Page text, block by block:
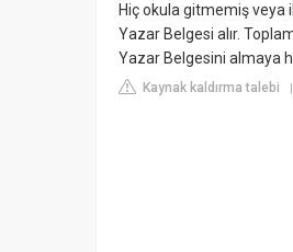
Hiç okula gitmemiş veya
Yazar Belgesi alır.
Yazar Belgesini almaya
Kaynak kaldırma talebi